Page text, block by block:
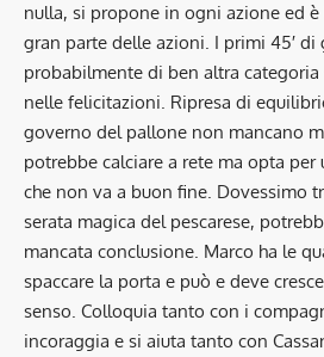
nulla, si propone in ogni azione ed
gran parte delle azioni. I primi 45′
probabilmente di ben altra categoria
nelle felicitazioni. Ripresa di
governo del pallone non mancano
potrebbe calciare a rete ma opta per
che non va a buon fine. Dovessimo
serata magica del pescarese,
mancata conclusione. Marco ha le
spaccare la porta e può e deve
senso. Colloquia tanto con i
incoraggia e si aiuta tanto con